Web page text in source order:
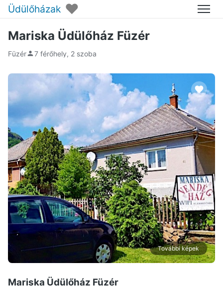
Üdülőházak ♥ Menü
Mariska Üdülőház Füzér
Füzér 7 férőhely, 2 szoba
További képek
Mariska Üdülőház Füzér